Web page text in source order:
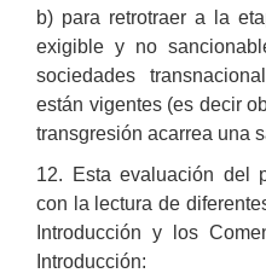
b) para retrotraer a la
exigible y no
sociedades
están vigentes (es decir
transgresión acarrea una
12. Esta evaluación del
con la lectura de
Introducción y los
Introducción: